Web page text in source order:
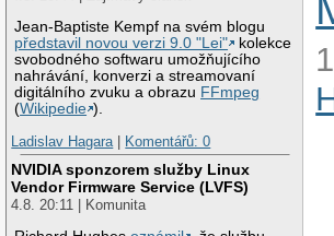
Jean-Baptiste Kempf na svém blogu
představil novou verzi 9.0 "Lei"
kolekce
svobodného softwaru umožňujícího
nahrávání, konverzi a streamovaní
digitálního zvuku a obrazu FFmpeg
(Wikipedie ).
Ladislav Hagara
Komentářů: 0
NVIDIA sponzorem služby Linux
Vendor Firmware Service (LVFS)
4.8. 20:11 | Komunita